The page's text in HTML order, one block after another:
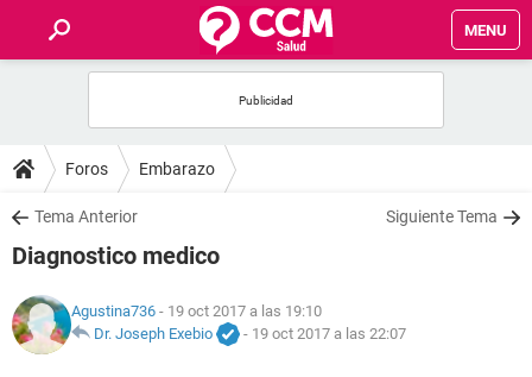
MENU
FOROS
SALUD
FAMILIA
NUTRICIÓN
Foros Embarazo
Tema Anterior Siguiente Tema
Diagnostico medico
Agustina736 - 19 oct 2017 a las 19:10
Dr. Joseph Exebio
- 19 oct 2017 a las 22:07